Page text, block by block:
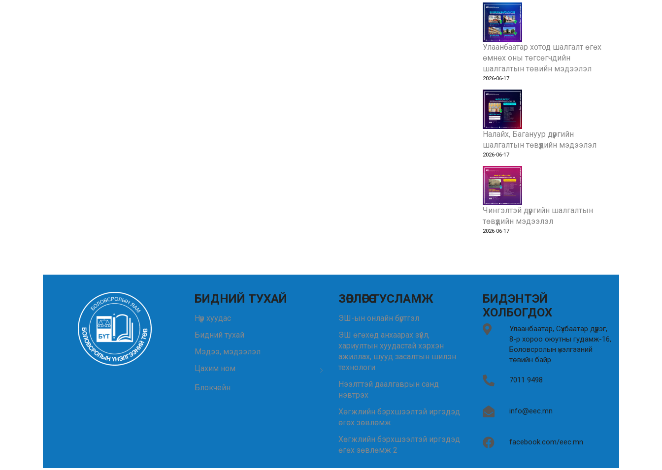
Улаанбаатар хотод шалгалт өгөх
өмнөх оны төгсөгчдийн
шалгалтын төвийн мэдээлэл
2026-06-17
Налайх, Багануур дүүргийн
шалгалтын төвүүдийн мэдээлэл
2026-06-17
Чингэлтэй дүүргийн шалгалтын
төвүүдийн мэдээлэл
2026-06-17
БИДНИЙ ТУХАЙ
Нүүр хуудас
Бидний тухай
Мэдээ, мэдээлэл
Цахим ном
Блокчейн
ЗӨВЛӨГӨӨ ТУСЛАМЖ
ЭШ-ын онлайн бүртгэл
ЭШ өгөхөд анхаарах зүйл,
хариултын хуудастай хэрхэн
ажиллах, шууд засалтын шилэн
технологи
Нээлттэй даалгаврын санд
нэвтрэх
Хөгжлийн бэрхшээлтэй иргэдэд
өгөх зөвлөмж
Хөгжлийн бэрхшээлтэй иргэдэд
өгөх зөвлөмж 2
БИДЭНТЭЙ
ХОЛБОГДОХ
Улаанбаатар, Сүхбаатар дүүрэг,
8-р хороо оюутны гудамж-16,
Боловсролын үнэлгээний
төвийн байр
7011 9498
info@eec.mn
facebook.com/eec.mn